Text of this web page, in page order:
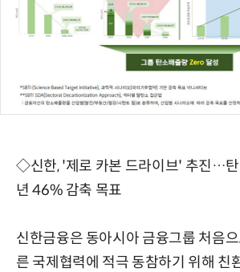
◇신한, '제로 카본 드라이브' 추진…
년 46% 감축 목표
신한금융은 동아시아 금융그룹 처음
른 국제협력에 적극 동참하기 위해 친